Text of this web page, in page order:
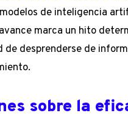
de inteligencia
marca un hito
de desprenderse de
sobre la